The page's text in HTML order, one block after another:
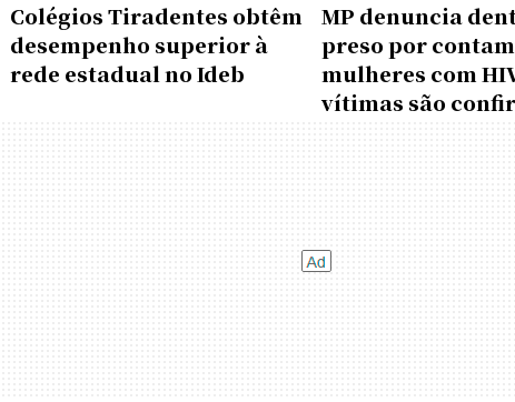
Colégios Tiradentes obtêm
desempenho superior à
rede estadual no Ideb
MP denuncia
preso por
mulheres com
vítimas são